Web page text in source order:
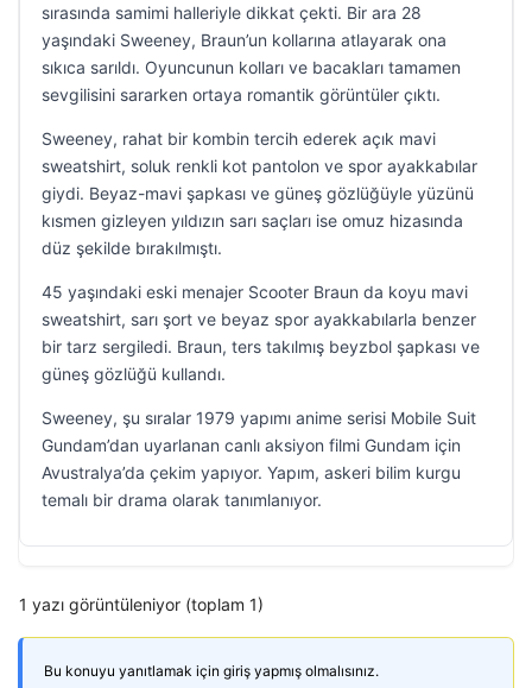
sırasında samimi halleriyle dikkat çekti. Bir ara 28
yaşındaki Sweeney, Braun’un kollarına atlayarak ona
sıkıca sarıldı. Oyuncunun kolları ve bacakları tamamen
sevgilisini sararken ortaya romantik görüntüler çıktı.
Sweeney, rahat bir kombin tercih ederek açık mavi
sweatshirt, soluk renkli kot pantolon ve spor ayakkabılar
giydi. Beyaz-mavi şapkası ve güneş gözlüğüyle yüzünü
kısmen gizleyen yıldızın sarı saçları ise omuz hizasında
düz şekilde bırakılmıştı.
45 yaşındaki eski menajer Scooter Braun da koyu mavi
sweatshirt, sarı şort ve beyaz spor ayakkabılarla benzer
bir tarz sergiledi. Braun, ters takılmış beyzbol şapkası ve
güneş gözlüğü kullandı.
Sweeney, şu sıralar 1979 yapımı anime serisi Mobile Suit
Gundam’dan uyarlanan canlı aksiyon filmi Gundam için
Avustralya’da çekim yapıyor. Yapım, askeri bilim kurgu
temalı bir drama olarak tanımlanıyor.
1 yazı görüntüleniyor (toplam 1)
Bu konuyu yanıtlamak için giriş yapmış olmalısınız.